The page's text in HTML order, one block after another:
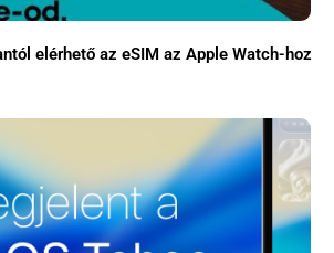
elérhető az eSIM az Apple Watch-hoz
Közösség
GYIK